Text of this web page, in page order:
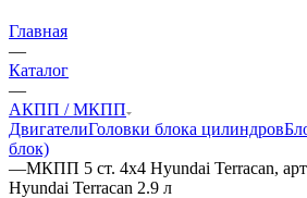
Главная
—
Каталог
—
АКПП / МКПП
ДвигателиГоловки блока цилиндров
блок)
—МКПП 5 ст. 4х4 Hyundai Terracan,
Hyundai Terracan 2.9 л